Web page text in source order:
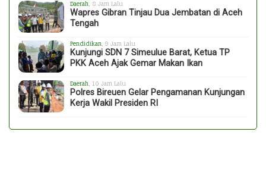
Daerah , 8 Jam Lalu
Wapres Gibran Tinjau Dua Jembatan di Aceh
Tengah
Pendidikan , 9 Jam Lalu
Kunjungi SDN 7 Simeulue Barat, Ketua TP
PKK Aceh Ajak Gemar Makan Ikan
Daerah , 10 Jam Lalu
Polres Bireuen Gelar Pengamanan Kunjungan
Kerja Wakil Presiden RI